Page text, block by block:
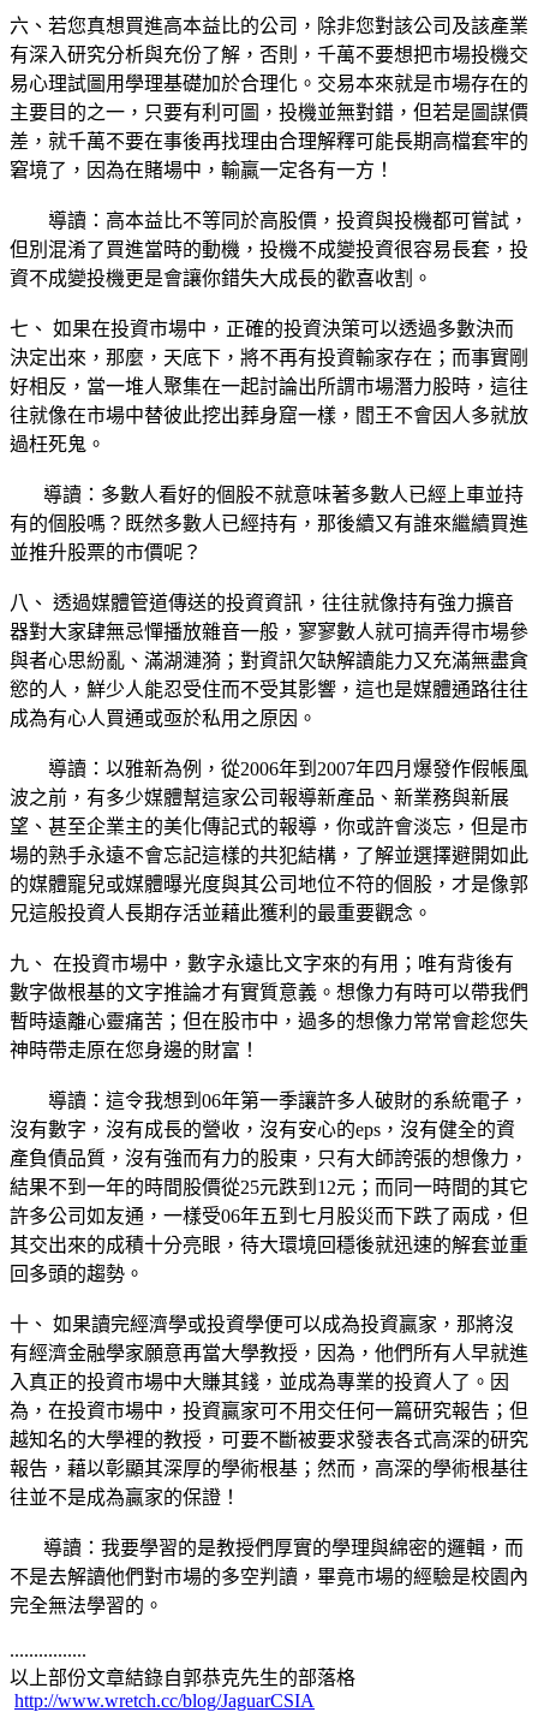
六、若您真想買進高本益比的公司，除非您對該公司及該產業
有深入研究分析與充份了解，否則，千萬不要想把市場投機交
易心理試圖用學理基礎加於合理化。交易本來就是市場存在的
主要目的之一，只要有利可圖，投機並無對錯，但若是圖謀價
差，就千萬不要在事後再找理由合理解釋可能長期高檔套牢的
窘境了，因為在賭場中，輸贏一定各有一方！
導讀：高本益比不等同於高股價，投資與投機都可嘗試，
但別混淆了買進當時的動機，投機不成變投資很容易長套，投
資不成變投機更是會讓你錯失大成長的歡喜收割。
七、 如果在投資市場中，正確的投資決策可以透過多數決而
決定出來，那麼，天底下，將不再有投資輸家存在；而事實剛
好相反，當一堆人聚集在一起討論出所謂市場潛力股時，這往
往就像在市場中替彼此挖出葬身窟一樣，閻王不會因人多就放
過枉死鬼。
導讀：多數人看好的個股不就意味著多數人已經上車並持
有的個股嗎？既然多數人已經持有，那後續又有誰來繼續買進
並推升股票的市價呢？
八、 透過媒體管道傳送的投資資訊，往往就像持有強力擴音
器對大家肆無忌憚播放雜音一般，寥寥數人就可搞弄得市場參
與者心思紛亂、滿湖漣漪；對資訊欠缺解讀能力又充滿無盡貪
慾的人，鮮少人能忍受住而不受其影響，這也是媒體通路往往
成為有心人買通或亟於私用之原因。
導讀：以雅新為例，從2006年到2007年四月爆發作假帳風
波之前，有多少媒體幫這家公司報導新產品、新業務與新展
望、甚至企業主的美化傳記式的報導，你或許會淡忘，但是市
場的熟手永遠不會忘記這樣的共犯結構，了解並選擇避開如此
的媒體寵兒或媒體曝光度與其公司地位不符的個股，才是像郭
兄這般投資人長期存活並藉此獲利的最重要觀念。
九、 在投資市場中，數字永遠比文字來的有用；唯有背後有
數字做根基的文字推論才有實質意義。想像力有時可以帶我們
暫時遠離心靈痛苦；但在股市中，過多的想像力常常會趁您失
神時帶走原在您身邊的財富！
導讀：這令我想到06年第一季讓許多人破財的系統電子，
沒有數字，沒有成長的營收，沒有安心的eps，沒有健全的資
產負債品質，沒有強而有力的股東，只有大師誇張的想像力，
結果不到一年的時間股價從25元跌到12元；而同一時間的其它
許多公司如友通，一樣受06年五到七月股災而下跌了兩成，但
其交出來的成積十分亮眼，待大環境回穩後就迅速的解套並重
回多頭的趨勢。
十、 如果讀完經濟學或投資學便可以成為投資贏家，那將沒
有經濟金融學家願意再當大學教授，因為，他們所有人早就進
入真正的投資市場中大賺其錢，並成為專業的投資人了。因
為，在投資市場中，投資贏家可不用交任何一篇研究報告；但
越知名的大學裡的教授，可要不斷被要求發表各式高深的研究
報告，藉以彰顯其深厚的學術根基；然而，高深的學術根基往
往並不是成為贏家的保證！
導讀：我要學習的是教授們厚實的學理與綿密的邏輯，而
不是去解讀他們對市場的多空判讀，畢竟市場的經驗是校園內
完全無法學習的。
................
以上部份文章結錄自郭恭克先生的部落格
http://www.wretch.cc/blog/JaguarCSIA